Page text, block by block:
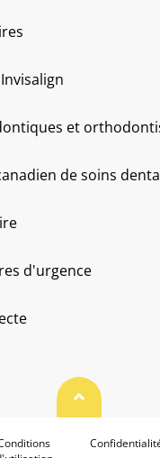
et
de soins
d'urgence
Haut de